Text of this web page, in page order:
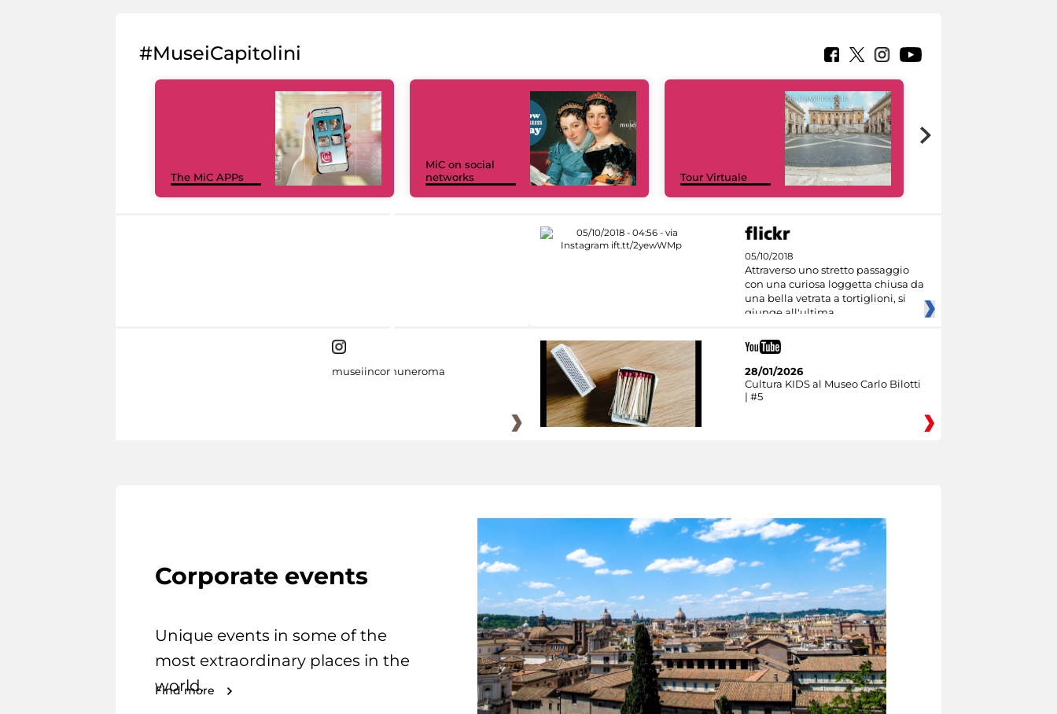
#MuseiCapitolini
The MiC APPs
MiC on social
networks
Tour Virtuale
05/10/2018
Attraverso uno stretto passaggio
con una curiosa loggetta chiusa da
una bella vetrata a tortiglioni, si
giunge all'ultima
museiincomuneroma
28/01/2026
Cultura KIDS al Museo Carlo Bilotti
| #5
Corporate events
Unique events in some of the
most extraordinary places in the
world.
Find more